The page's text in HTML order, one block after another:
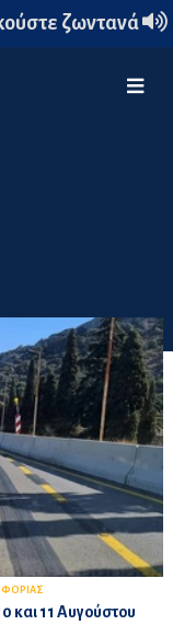
ζωντανά
και 11 Αυγούστου